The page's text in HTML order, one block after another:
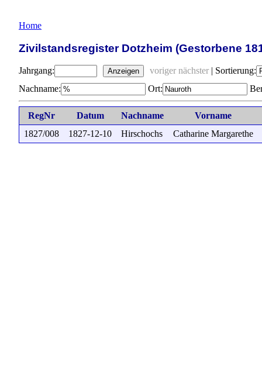
Home
Zivilstandsregister Dotzheim (Gestorbene
Jahrgang: Anzeigen voriger nächster | Sortierung:
Nachname:
Ort:
RegNr Datum Nachname
Vorname
1827/008
1827-12-10 Hirschochs Catharine Margarethe